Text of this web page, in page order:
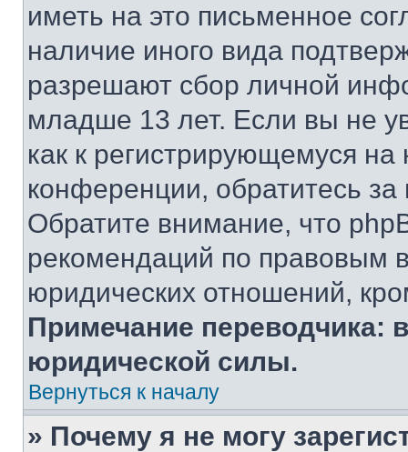
иметь на это письменное
наличие иного вида
разрешают сбор личной
младше 13 лет. Если вы не
как к регистрирующемуся
конференции, обратитесь
Обратите внимание, что
рекомендаций по правовым
юридических отношений,
Примечание переводчика:
юридической силы.
Вернуться к началу
» Почему я не могу